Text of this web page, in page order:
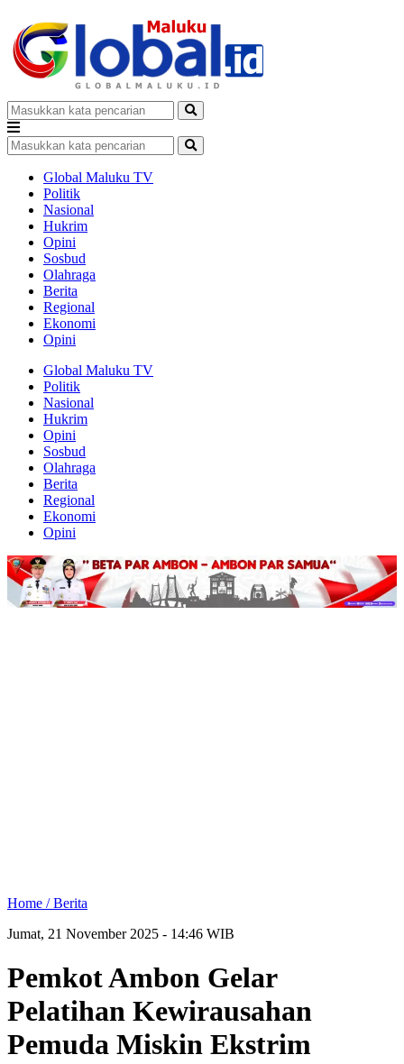
Global Maluku TV
Politik
Nasional
Hukrim
Opini
Sosbud
Olahraga
Berita
Regional
Ekonomi
Opini
Global Maluku TV
Politik
Nasional
Hukrim
Opini
Sosbud
Olahraga
Berita
Regional
Ekonomi
Opini
Home /Berita
Jumat, 21 November 2025 - 14:46 WIB
Pemkot Ambon Gelar
Pelatihan Kewirausahan
Pemuda Miskin Ekstrim